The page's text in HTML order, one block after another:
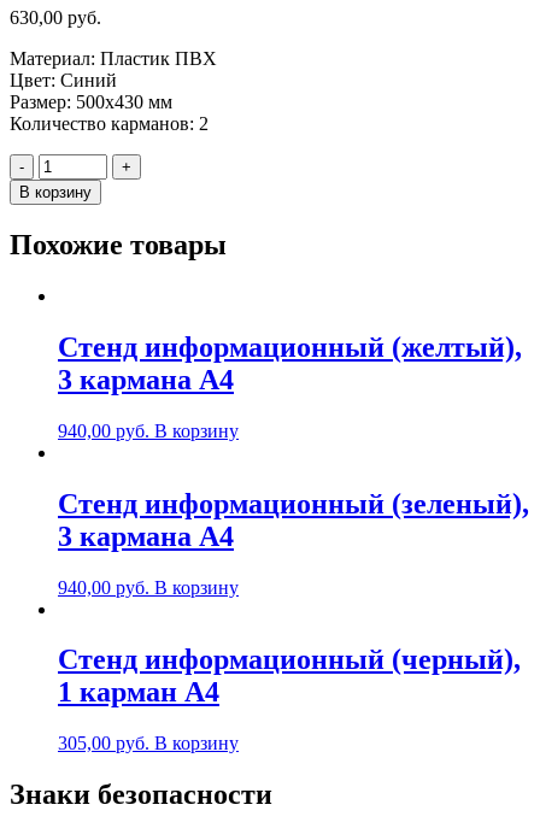
630,00 руб.
Материал: Пластик ПВХ
Цвет: Синий
Размер: 500х430 мм
Количество карманов: 2
Количество
Стенд
информационный
2
-
+
В корзину
Похожие товары
Стенд информационный (желтый),
3 карманa А4
940,00 руб. В корзину
Стенд информационный (зеленый),
3 карманa А4
940,00 руб. В корзину
Стенд информационный (черный),
1 карман А4
305,00 руб. В корзину
Знаки безопасности